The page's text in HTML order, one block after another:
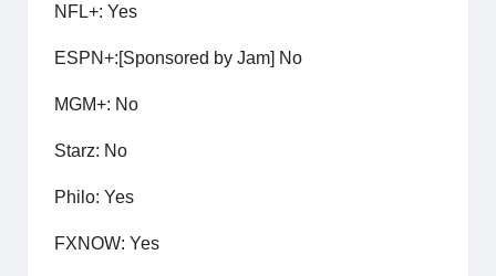
NFL+: Yes
ESPN+:[Sponsored by Jam] No
MGM+: No
Starz: No
Philo: Yes
FXNOW: Yes